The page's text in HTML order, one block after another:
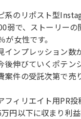
系のリポスト型
弱で、ストーリー
女性です。
インプレッション数
後伸びていくポテン
案件の受託次第で売
フィリエイト用PR
円以下に収まり利益